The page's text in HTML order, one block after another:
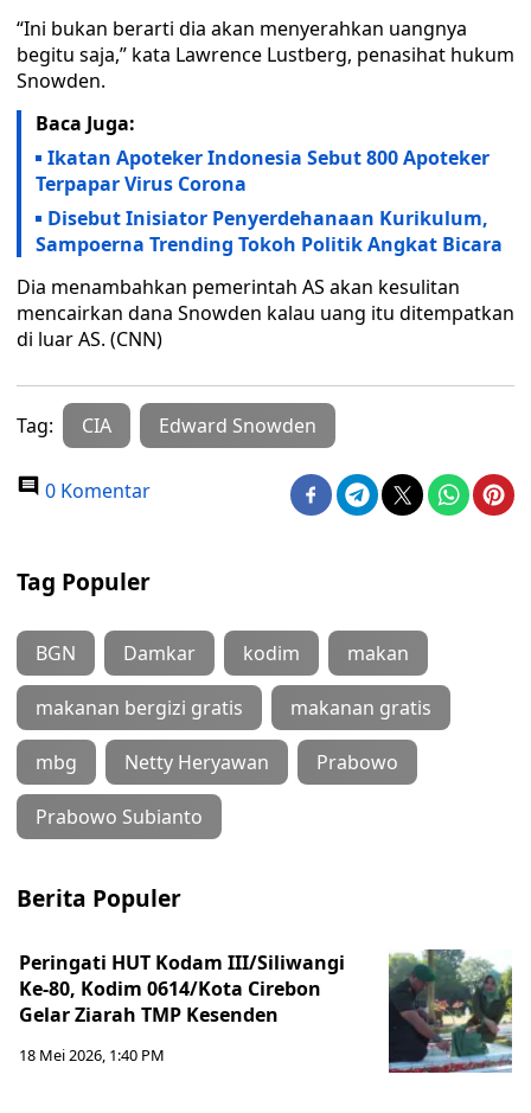
“Ini bukan berarti dia akan menyerahkan uangnya
begitu saja,” kata Lawrence Lustberg, penasihat hukum
Snowden.
Baca Juga:
Ikatan Apoteker Indonesia Sebut 800 Apoteker
Terpapar Virus Corona
Disebut Inisiator Penyerdehanaan Kurikulum,
Sampoerna Trending Tokoh Politik Angkat Bicara
Dia menambahkan pemerintah AS akan kesulitan
mencairkan dana Snowden kalau uang itu ditempatkan
di luar AS. (CNN)
Tag: CIA Edward Snowden
0 Komentar
Tag Populer
BGN Damkar kodim makan
makanan bergizi gratis makanan gratis
mbg Netty Heryawan Prabowo
Prabowo Subianto
Berita Populer
Peringati HUT Kodam III/Siliwangi
Ke-80, Kodim 0614/Kota Cirebon
Gelar Ziarah TMP Kesenden
18 Mei 2026, 1:40 PM